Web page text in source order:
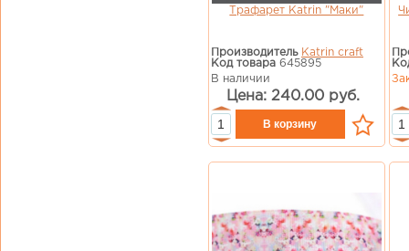
Трафарет Katrin "Маки"
Производитель Katrin craft
Код товара 645895
В наличии
Цена: 240.00 руб.